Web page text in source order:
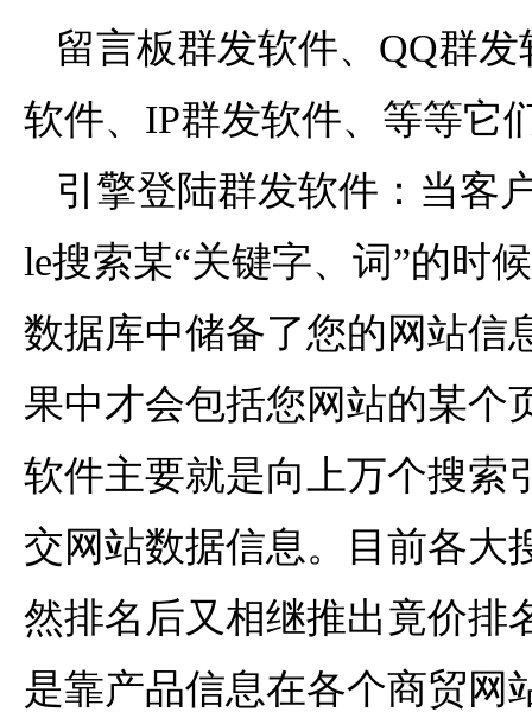
留言板群发软件、QQ群发
软件、IP群发软件、等等它
引擎登陆群发软件：当客
le搜索某“关键字、词”的时
数据库中储备了您的网站信
果中才会包括您网站的某个
软件主要就是向上万个搜索
交网站数据信息。目前各大
然排名后又相继推出竟价排
是靠产品信息在各个商贸网